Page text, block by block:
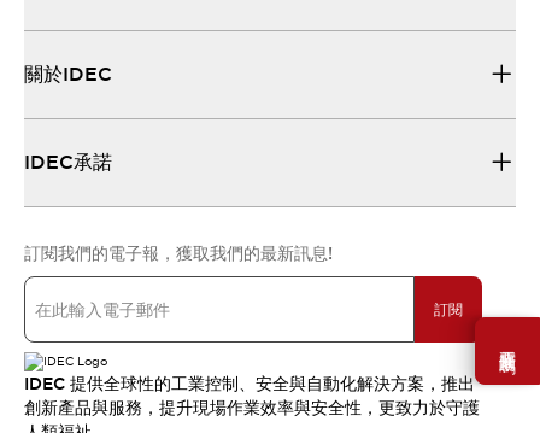
需要幫助嗎？
關於IDEC
IDEC承諾
訂閱我們的電子報，獲取我們的最新訊息!
訂閱
IDEC 提供全球性的工業控制、安全與自動化解決方案，推出
創新產品與服務，提升現場作業效率與安全性，更致力於守護